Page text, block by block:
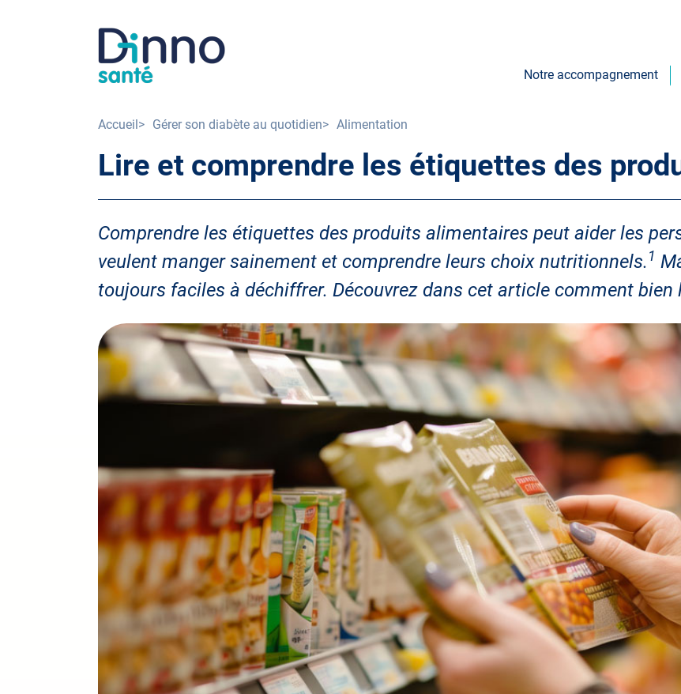
Image
Notre accompagnement
d'Ariane
Accueil Gérer son diabète au quotidien Alimentation
Lire et comprendre les étiquettes des
Comprendre les étiquettes des produits alimentaires peut aider les
veulent manger sainement et comprendre leurs choix nutritionnels.1
toujours faciles à déchiffrer. Découvrez dans cet article comment bien